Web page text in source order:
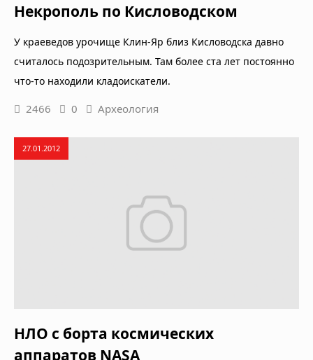
Некрополь по Кисловодском
У краеведов урочище Клин-Яр близ Кисловодска давно
считалось подозрительным. Там более ста лет постоянно
что-то находили кладоискатели.
2466 0 Археология
27.01.2012
НЛО с борта космических
аппаратов NASA